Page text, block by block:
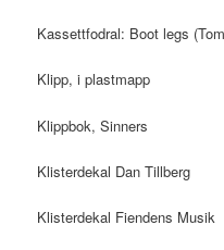
Kassettfodral: Boot legs
Klipp, i plastmapp
Klippbok, Sinners
Klisterdekal Dan Tillberg
Klisterdekal Fiendens Musik